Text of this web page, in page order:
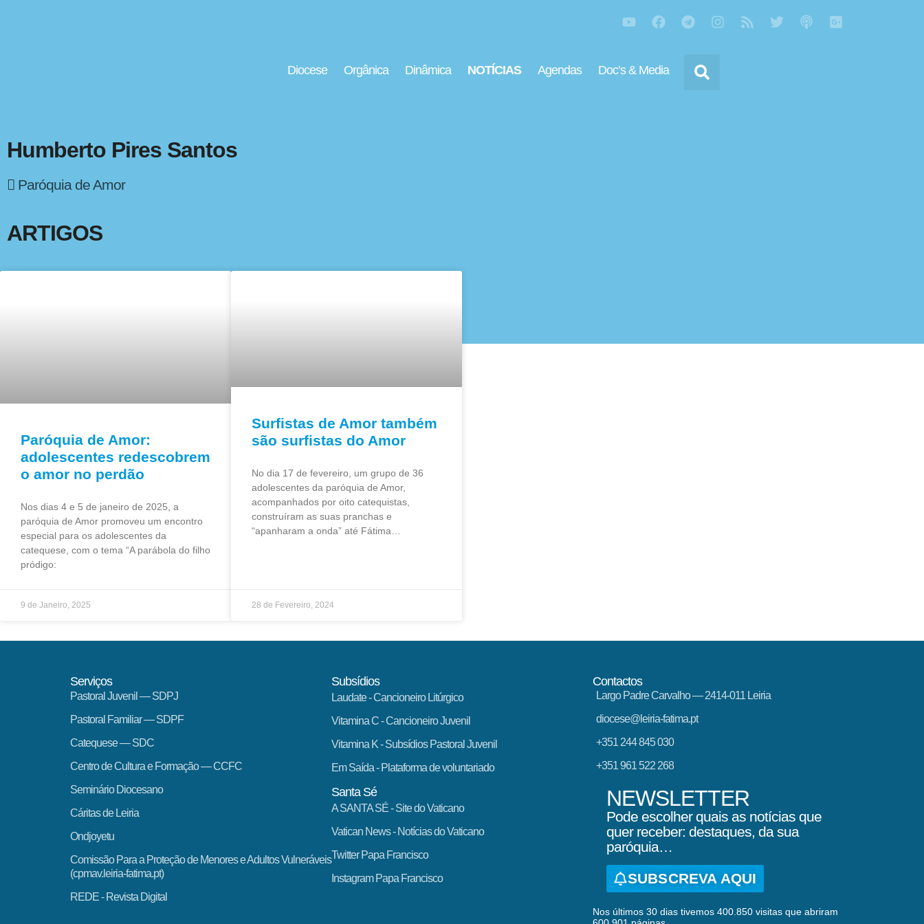
Diocese Orgânica Dinâmica NOTÍCIAS Agendas Doc’s & Media
Humberto Pires Santos
Paróquia de Amor
ARTIGOS
Paróquia de Amor:
adolescentes redescobrem
o amor no perdão
Nos dias 4 e 5 de janeiro de 2025, a
paróquia de Amor promoveu um encontro
especial para os adolescentes da
catequese, com o tema “A parábola do filho
pródigo:
9 de Janeiro, 2025
Surfistas de Amor também
são surfistas do Amor
No dia 17 de fevereiro, um grupo de 36
adolescentes da paróquia de Amor,
acompanhados por oito catequistas,
construíram as suas pranchas e
“apanharam a onda” até Fátima…
28 de Fevereiro, 2024
Serviços
Pastoral Juvenil — SDPJ
Pastoral Familiar — SDPF
Catequese — SDC
Centro de Cultura e Formação — CCFC
Seminário Diocesano
Cáritas de Leiria
Ondjoyetu
Comissão Para a Proteção de Menores e Adultos Vulneráveis
(cpmav.leiria-fatima.pt)
REDE - Revista Digital
Subsídios
Laudate- Cancioneiro Litúrgico
Vitamina C- Cancioneiro Juvenil
Vitamina K- Subsídios Pastoral Juvenil
Em Saída- Plataforma de voluntariado
Santa Sé
A SANTA SÉ - Site do Vaticano
Vatican News- Notícias do Vaticano
Twitter Papa Francisco
Instagram Papa Francisco
Contactos
Largo Padre Carvalho — 2414-011 Leiria
diocese@leiria-fatima.pt
+351 244 845 030
+351 961 522 268
NEWSLETTER
Pode escolher quais as notícias que
quer receber: destaques, da sua
paróquia…
SUBSCREVA AQUI
Nos últimos 30 dias tivemos 400.850 visitas que abriram